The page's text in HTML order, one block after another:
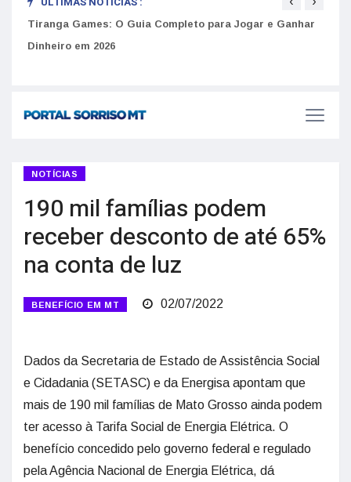
Tiranga Games: O Guia Completo para Jogar e Ganhar
Golpes do arrendamento em Portugal: Como identificar
anúncios falsos de moradia na internet
NOTÍCIAS
190 mil famílias podem
receber desconto de até 65%
na conta de luz
BENEFÍCIO EM MT 02/07/2022
Dados da Secretaria de Estado de Assistência Social
e Cidadania (SETASC) e da Energisa apontam que
mais de 190 mil famílias de Mato Grosso ainda podem
ter acesso à Tarifa Social de Energia Elétrica. O
benefício concedido pelo governo federal e regulado
pela Agência Nacional de Energia Elétrica, dá